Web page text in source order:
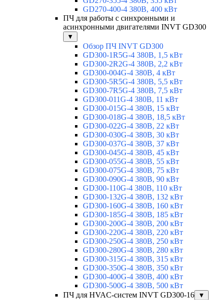
GD270-400-4 380В, 400 кВт
ПЧ для работы с синхронными и
асинхронными двигателями INVT GD300
▼
Обзор ПЧ INVT GD300
GD300-1R5G-4 380В, 1,5 кВт
GD300-2R2G-4 380В, 2,2 кВт
GD300-004G-4 380В, 4 кВт
GD300-5R5G-4 380В, 5,5 кВт
GD300-7R5G-4 380В, 7,5 кВт
GD300-011G-4 380В, 11 кВт
GD300-015G-4 380В, 15 кВт
GD300-018G-4 380В, 18,5 кВт
GD300-022G-4 380В, 22 кВт
GD300-030G-4 380В, 30 кВт
GD300-037G-4 380В, 37 кВт
GD300-045G-4 380В, 45 кВт
GD300-055G-4 380В, 55 кВт
GD300-075G-4 380В, 75 кВт
GD300-090G-4 380В, 90 кВт
GD300-110G-4 380В, 110 кВт
GD300-132G-4 380В, 132 кВт
GD300-160G-4 380В, 160 кВт
GD300-185G-4 380В, 185 кВт
GD300-200G-4 380В, 200 кВт
GD300-220G-4 380В, 220 кВт
GD300-250G-4 380В, 250 кВт
GD300-280G-4 380В, 280 кВт
GD300-315G-4 380В, 315 кВт
GD300-350G-4 380В, 350 кВт
GD300-400G-4 380В, 400 кВт
GD300-500G-4 380В, 500 кВт
ПЧ для HVAC-систем INVT GD300-16
▼